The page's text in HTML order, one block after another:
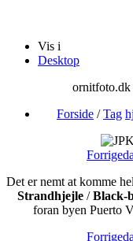
Vis i
Desktop
ornitfoto.dk
Forside /Tag
Forrige
Det er nemt at komme
Strandhjejle /Black-
foran byen Puerto
Forrige